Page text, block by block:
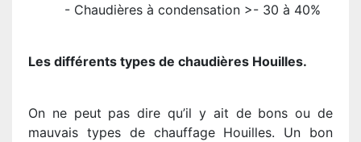
- Chaudières à condensation >- 30 à 40%
Les différents types de chaudières Houilles.
On ne peut pas dire qu’il y ait de bons ou de
mauvais types de chauffage Houilles. Un bon